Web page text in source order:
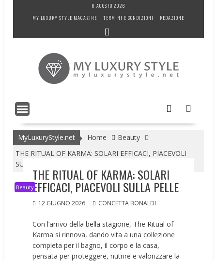
6 AGOSTO 2026
MY LUXURY STYLE MAGAZINE
TERMINI E CONDIZIONI REDAZIONE
MyLuxuryStyle.net Home
Beauty
THE RITUAL OF KARMA: SOLARI EFFICACI, PIACEVOLI
SULLA PELLE
Beauty
THE RITUAL OF KARMA: SOLARI
EFFICACI, PIACEVOLI SULLA PELLE
12 GIUGNO 2026 CONCETTA BONALDI
Con l’arrivo della bella stagione, The Ritual of
Karma si rinnova, dando vita a una collezione
completa per il bagno, il corpo e la casa,
pensata per proteggere, nutrire e valorizzare la